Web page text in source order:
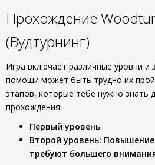
Прохождение
(Вудтурнинг)
Игра включает различные уровни и
помощи может быть трудно их
этапов, которые тебе нужно знать
прохождения:
Первый уровень
Второй уровень:
требуют большего